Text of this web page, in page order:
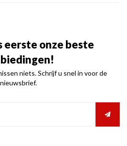
eerste onze beste
niets. Schrijf u snel in voor de
nieuwsbrief.